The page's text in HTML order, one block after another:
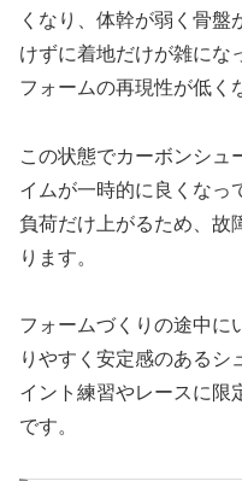
くなり、体幹が弱く骨盤
けずに着地だけが雑にな
フォームの再現性が低く
この状態でカーボンシュ
イムが一時的に良くなっ
負荷だけ上がるため、故
ります。
フォームづくりの途中に
りやすく安定感のあるシ
イント練習やレースに限
です。